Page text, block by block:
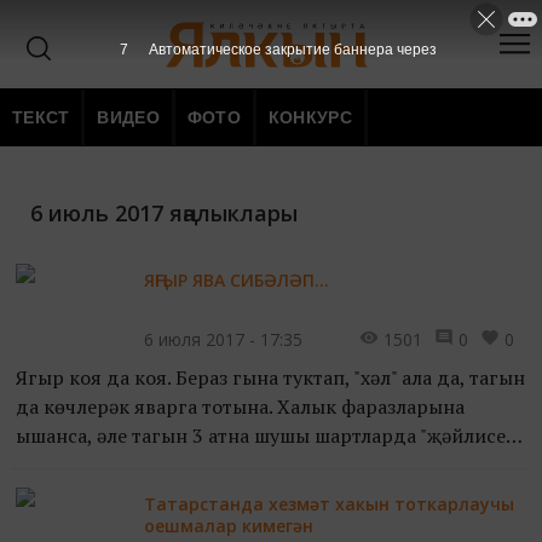
ТЕКСТ ВИДЕО ФОТО КОНКУРС
6 июль 2017 яңалыклары
ЯҢГЫР ЯВА СИБӘЛӘП...
6 июля 2017 - 17:35 1501 0 0
Яңгыр коя да коя. Бераз гына туктап, "хәл" ала да, тагын
да көчлерәк яварга тотына. Халык фаразларына
ышансаң, әле тагын 3 атна шушы шартларда "җәйлисе"
Татарстанда хезмәт хакын тоткарлаучы
оешмалар кимегән
7 Автоматическое закрытие баннера через